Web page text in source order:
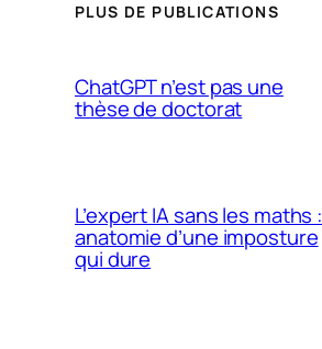
PLUS DE PUBLICATIONS
ChatGPT n’est pas une
thèse de doctorat
L’expert IA sans les maths :
anatomie d’une imposture
qui dure